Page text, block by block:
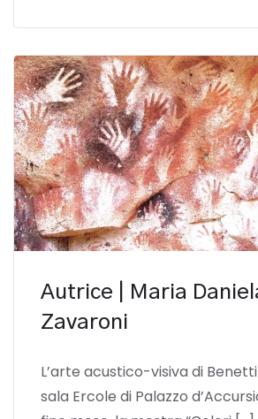
Autrice | Maria
Zavaroni
L’arte acustico-visiva di
sala Ercole di Palazzo